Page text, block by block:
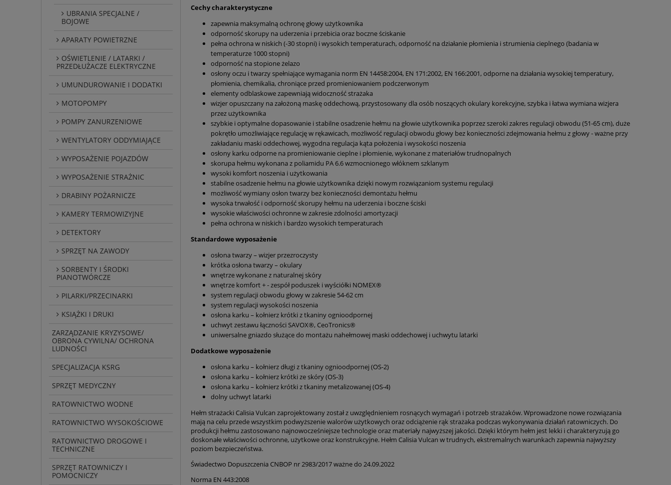
UBRANIA SPECJALNE /
BOJOWE
APARATY POWIETRZNE
OŚWIETLENIE / LATARKI /
PRZEDŁUŻACZE ELEKTRYCZNE
UMUNDUROWANIE I DODATKI
MOTOPOMPY
POMPY ZANURZENIOWE
WENTYLATORY ODDYMIAJĄCE
WYPOSAŻENIE POJAZDÓW
WYPOSAŻENIE STRAŻNIC
DRABINY POŻARNICZE
KAMERY TERMOWIZYJNE
DETEKTORY
SPRZĘT NA ZAWODY
SORBENTY I ŚRODKI
PIANOTWÓRCZE
PILARKI/PRZECINARKI
KSIĄŻKI I DRUKI
ZARZĄDZANIE KRYZYSOWE/
OBRONA CYWILNA/ OCHRONA
LUDNOŚCI
SPECJALIZACJA KSRG
SPRZĘT MEDYCZNY
RATOWNICTWO WODNE
RATOWNICTWO WYSOKOŚCIOWE
RATOWNICTWO DROGOWE I
TECHNICZNE
SPRZĘT RATOWNICZY I
POMOCNICZY
Cechy charakterystyczne
zapewnia maksymalną ochronę głowy użytkownika
odporność skorupy na uderzenia i przebicia oraz boczne ściskanie
pełna ochrona w niskich (-30 stopni) i wysokich temperaturach, odporność na działanie płomienia i strumienia cieplnego (badania w
temperaturze 1000 stopni)
odporność na stopione żelazo
osłony oczu i twarzy spełniające wymagania norm EN 14458:2004, EN 171:2002, EN 166:2001, odporne na działania wysokiej temperatury,
płomienia, chemikalia, chroniące przed promieniowaniem podczerwonym
elementy odblaskowe zapewniają widoczność strażaka
wizjer opuszczany na założoną maskę oddechową, przystosowany dla osób noszących okulary korekcyjne, szybka i łatwa wymiana wizjera
przez użytkownika
szybkie i optymalne dopasowanie i stabilne osadzenie hełmu na głowie użytkownika poprzez szeroki zakres regulacji obwodu (51-65 cm), duże
pokrętło umożliwiające regulację w rękawicach, możliwość regulacji obwodu głowy bez konieczności zdejmowania hełmu z głowy - ważne przy
zakładaniu maski oddechowej, wygodna regulacja kąta położenia i wysokości noszenia
osłony karku odporne na promieniowanie cieplne i płomienie, wykonane z materiałów trudnopalnych
skorupa hełmu wykonana z poliamidu PA 6.6 wzmocnionego włóknem szklanym
wysoki komfort noszenia i użytkowania
stabilne osadzenie hełmu na głowie użytkownika dzięki nowym rozwiązaniom systemu regulacji
możliwość wymiany osłon twarzy bez konieczności demontażu hełmu
wysoka trwałość i odporność skorupy hełmu na uderzenia i boczne ściski
wysokie właściwości ochronne w zakresie zdolności amortyzacji
pełna ochrona w niskich i bardzo wysokich temperaturach
Standardowe wyposażenie
osłona twarzy – wizjer przezroczysty
krótka osłona twarzy – okulary
wnętrze wykonane z naturalnej skóry
wnętrze komfort + - zespół poduszek i wyściółki NOMEX®
system regulacji obwodu głowy w zakresie 54-62 cm
system regulacji wysokości noszenia
osłona karku – kołnierz krótki z tkaniny ognioodpornej
uchwyt zestawu łączności SAVOX®, CeoTronics®
uniwersalne gniazdo służące do montażu nahełmowej maski oddechowej i uchwytu latarki
Dodatkowe wyposażenie
osłona karku – kołnierz długi z tkaniny ognioodpornej (OS-2)
osłona karku – kołnierz krótki ze skóry (OS-3)
osłona karku – kołnierz krótki z tkaniny metalizowanej (OS-4)
dolny uchwyt latarki
Hełm strażacki Calisia Vulcan zaprojektowany został z uwzględnieniem rosnących wymagań i potrzeb strażaków. Wprowadzone nowe rozwiązania
mają na celu przede wszystkim podwyższenie walorów użytkowych oraz odciążenie rąk strażaka podczas wykonywania działań ratowniczych. Do
produkcji hełmu zastosowano najnowocześniejsze technologie oraz materiały najwyższej jakości. Dzięki którym hełm jest lekki i charakteryzują go
doskonałe właściwości ochronne, użytkowe oraz konstrukcyjne. Hełm Calisia Vulcan w trudnych, ekstremalnych warunkach zapewnia najwyższy
poziom bezpieczeństwa.
Świadectwo Dopuszczenia CNBOP nr 2983/2017 ważne do 24.09.2022
Norma EN 443:2008